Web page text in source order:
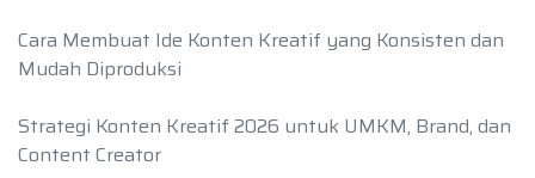
Cara Membuat Ide Konten Kreatif yang Konsisten dan
Mudah Diproduksi
Strategi Konten Kreatif 2026 untuk UMKM, Brand, dan
Content Creator